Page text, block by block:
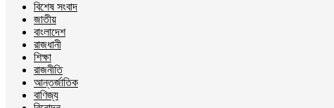
বিশেষ সংবাদ
জাতীয়
বাংলাদেশ
রাজধানী
শিক্ষা
রাজনীতি
আন্তর্জাতিক
বাণিজ্য